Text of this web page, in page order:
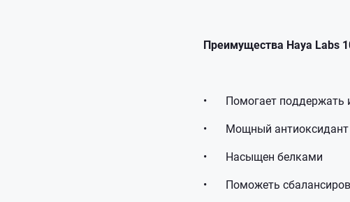
Преимущества Haya Labs
•
Помогает
•
Мощный антиоксидант
•
Насыщен белками
•
Поможеть